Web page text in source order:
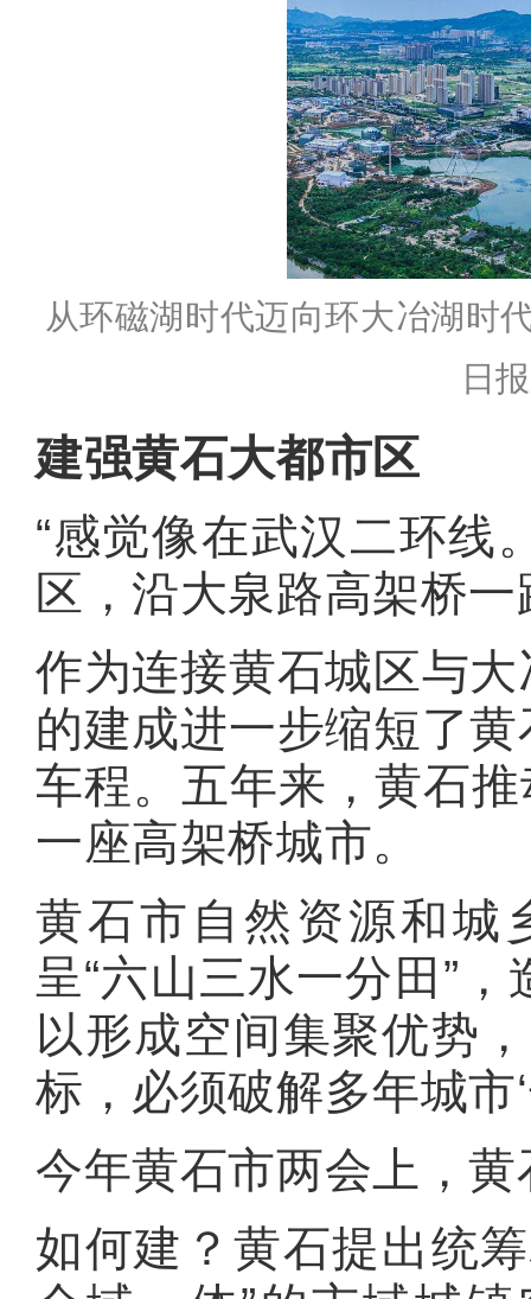
从环磁湖时代迈向环大冶湖时
日
建强黄石大都市区
“感觉像在武汉二环线
区，沿大泉路高架桥
作为连接黄石城区与
的建成进一步缩短了
车程‌。五年来，黄石
一座高架桥城市。
黄石市自然资源和城
呈“‌六山三水一分田‌”
以形成空间集聚优势
标，必须破解多年城市
今年黄石市两会上，
如何建？黄石提出统